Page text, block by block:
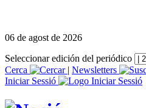
06 de agost de 2026
Seleccionar edición del periódico
Cerca
| Newsletters
Iniciar Sessió